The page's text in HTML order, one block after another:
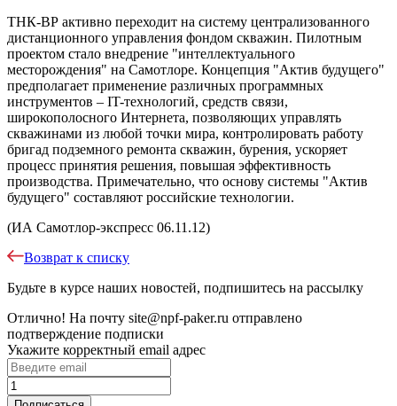
ТНК-ВР активно переходит на систему централизованного
дистанционного управления фондом скважин. Пилотным
проектом стало внедрение "интеллектуального
месторождения" на Самотлоре. Концепция "Актив будущего"
предполагает применение различных программных
инструментов – IT-технологий, средств связи,
широкополосного Интернета, позволяющих управлять
скважинами из любой точки мира, контролировать работу
бригад подземного ремонта скважин, бурения, ускоряет
процесс принятия решения, повышая эффективность
производства. Примечательно, что основу системы "Актив
будущего" составляют российские технологии.
(ИА Самотлор-экспресс 06.11.12)
Возврат к списку
Будьте в курсе наших новостей, подпишитесь на рассылку
Отлично! На почту site@npf-paker.ru отправлено
подтверждение подписки
Укажите корректный email адрес